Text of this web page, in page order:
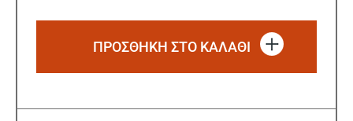
ΠΡΟΣΘΗΚΗ ΣΤΟ ΚΑΛΑΘΙ